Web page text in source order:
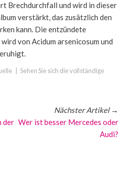
Brechdurchfall und wird in dieser
verstärkt, das zusätzlich den
kann. Die entzündete
von Acidum arsenicosum und
Sehen Sie sich die vollständige
der
Nächster Artikel→
Wer ist besser Mercedes oder
Audi?